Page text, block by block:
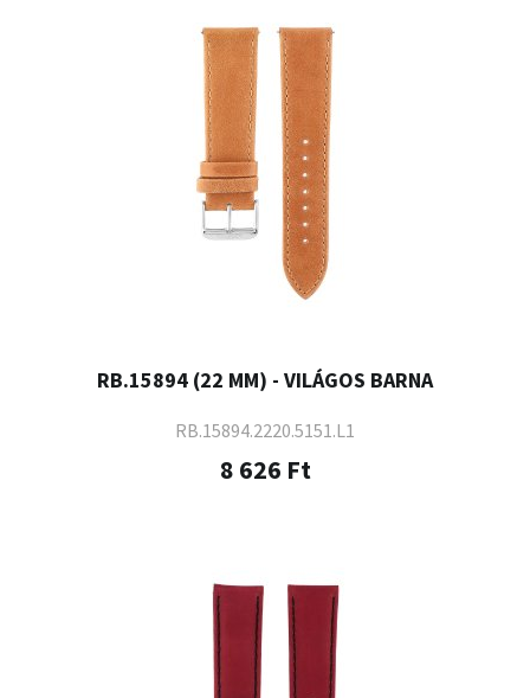
RB.15894 (22 MM) - VILÁGOS BARNA
RB.15894.2220.5151.L1
8 626 Ft